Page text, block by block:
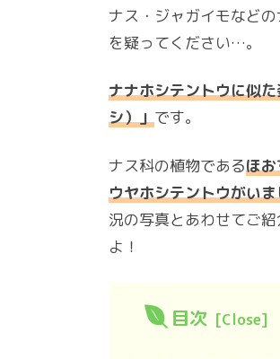
ナス・ジャガイモなど
を疑ってください…。
ナナホシテントウに似
シ）」です。
ナス科の植物であるほ
ウヤホシテントウがい
況の写真とあわせてご
よ！
目次